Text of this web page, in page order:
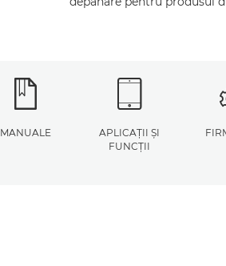
MANUALE
APLICAŢII ŞI
FUNCŢII